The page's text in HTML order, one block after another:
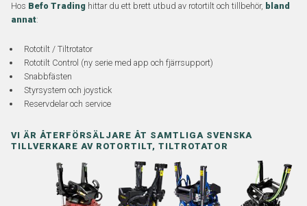
Hos Befo Trading hittar du ett brett utbud av rotortilt och tillbehör, bland
annat:
Rototilt / Tiltrotator
Rototilt Control (ny serie med app och fjärrsupport)
Snabbfästen
Styrsystem och joystick
Reservdelar och service
VI ÄR ÅTERFÖRSÄLJARE ÅT SAMTLIGA SVENSKA
TILLVERKARE AV ROTORTILT, TILTROTATOR